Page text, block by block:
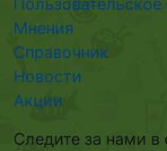
Мнения
Справочник
Новости
Акции
Следите за нами в